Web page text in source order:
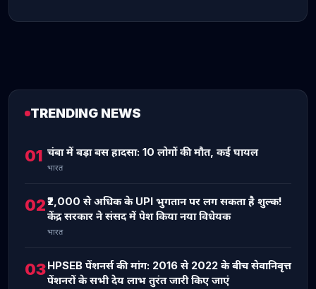
TRENDING NEWS
01 चंबा में बड़ा बस हादसा: 10 लोगों की मौत, कई घायल
भारत
02₹2,000 से अधिक के UPI भुगतान पर लग सकता है शुल्क!
केंद्र सरकार ने संसद में पेश किया नया विधेयक
भारत
03HPSEB पेंशनर्स की मांग: 2016 से 2022 के बीच सेवानिवृत्त
पेंशनरों के सभी देय लाभ तुरंत जारी किए जाएं